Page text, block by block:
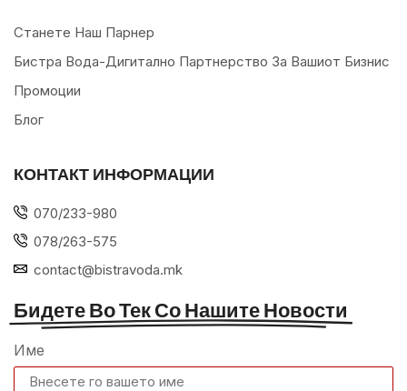
Станете Наш Парнер
Бистра Вода-Дигитално Партнерство За Вашиот Бизнис
Промоции
Блог
КОНТАКТ ИНФОРМАЦИИ
070/233-980
078/263-575
contact@bistravoda.mk
Бидете Во Тек Со Нашите Новости
Име